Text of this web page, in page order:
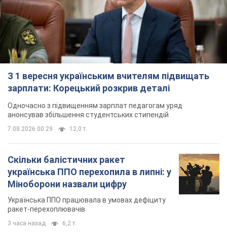
З 1 вересня українським вчителям підвищать
зарплати: Корецький розкрив деталі
Одночасно з підвищенням зарплат педагогам уряд
анонсував збільшення студентських стипендій
7.08.2026 00:29 12,0 т.
Скільки балістичних ракет
українська ППО перехопила в липні: у
Міноборони назвали цифру
Українська ППО працювала в умовах дефіциту
ракет-перехоплювачів
3 часа назад 6,2 т.